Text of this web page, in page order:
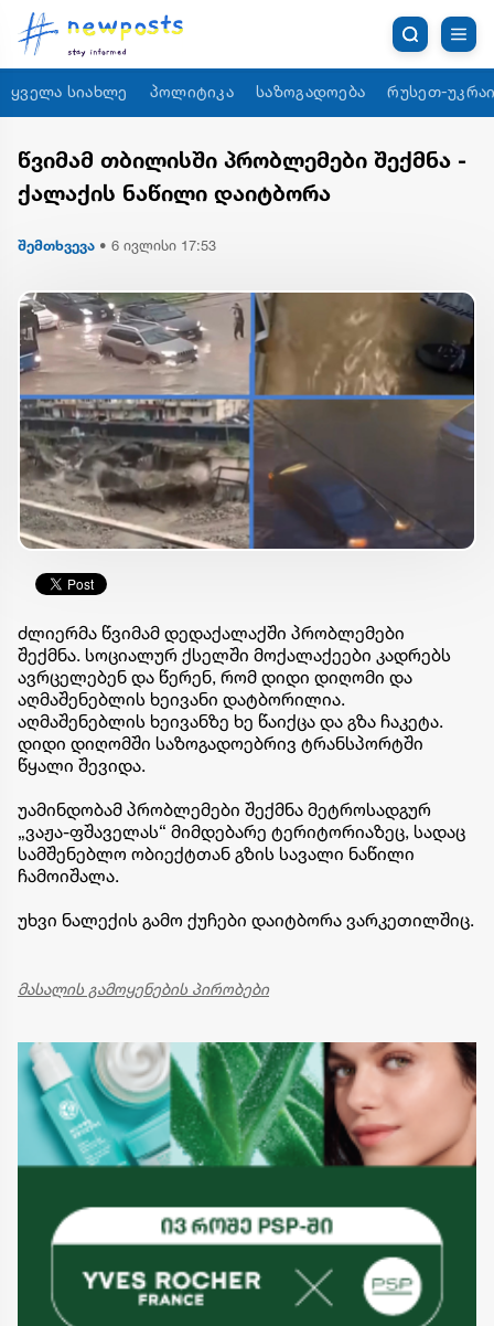
ყველა სიახლე პოლიტიკა საზოგადოება რუსეთ-
წვიმამ თბილისში პრობლემები შექმნა -
ქალაქის ნაწილი დაიტბორა
შემთხვევა • 6 ივლისი 17:53
ძლიერმა წვიმამ დედაქალაქში პრობლემები
შექმნა. სოციალურ ქსელში მოქალაქეები კადრებს
ავრცელებენ და წერენ, რომ დიდი დიღომი და
აღმაშენებლის ხეივანი დატბორილია.
აღმაშენებლის ხეივანზე ხე წაიქცა და გზა ჩაკეტა.
დიდი დიღომში საზოგადოებრივ ტრანსპორტში
წყალი შევიდა.
უამინდობამ პრობლემები შექმნა მეტროსადგურ
„ვაჟა-ფშაველას“ მიმდებარე ტერიტორიაზეც, სადაც
სამშენებლო ობიექტთან გზის სავალი ნაწილი
ჩამოიშალა.
უხვი ნალექის გამო ქუჩები დაიტბორა ვარკეთილშიც.
მასალის გამოყენების პირობები